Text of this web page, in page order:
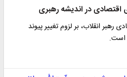
رهبر انقلاب، بر لزوم تغییر پیوند
است.